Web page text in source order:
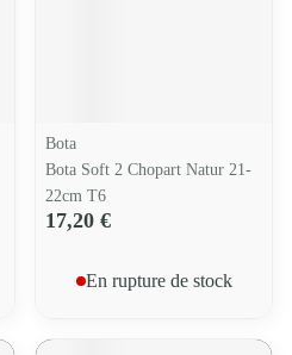
Bota
Bota Soft 2 Chopart Natur 21-
22cm T6
17,20 €
En rupture de stock